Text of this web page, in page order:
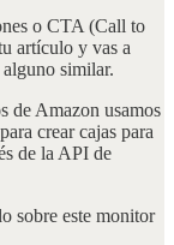
o CTA (Call to
artículo y vas a
similar.
de Amazon usamos
crear cajas para
de la API de
sobre este monitor